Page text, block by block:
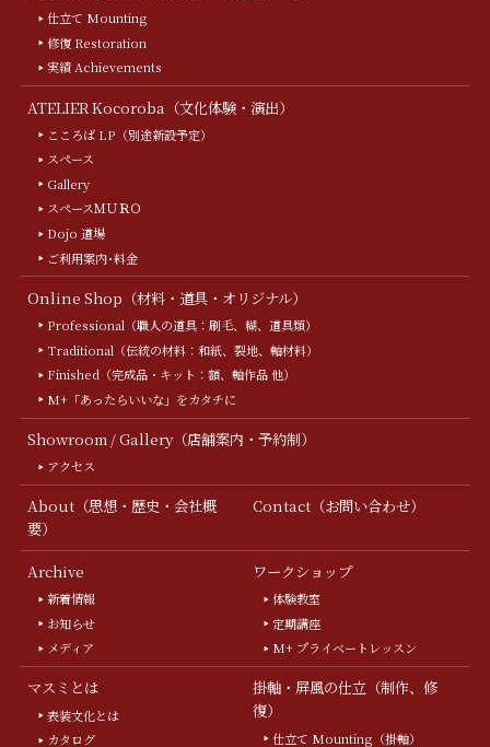
仕立て Mounting
修復 Restoration
実績 Achievements
ATELIER Kocoroba（文化体験・演出）
こころば LP（別途新設予定）
スペース
Gallery
スペースＭＵＲＯ
Dojo 道場
ご利用案内･料金
Online Shop（材料・道具・オリジナル）
Professional（職人の道具：刷毛、糊、道具類）
Traditional（伝統の材料：和紙、裂地、軸材料）
Finished（完成品・キット：額、軸作品 他）
M+「あったらいいな」をカタチに
Showroom / Gallery（店舗案内・予約制）
アクセス
About（思想・歴史・会社概
要）
Contact（お問い合わせ）
Archive
新着情報
お知らせ
メディア
ワークショップ
体験教室
定期講座
M+ プライベートレッスン
マスミとは
表装文化とは
カタログ
掛軸・屏風の仕立（制作、修
復）
仕立て Mounting（掛軸）